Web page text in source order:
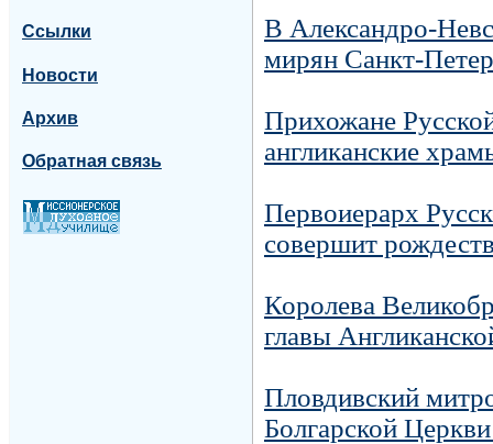
Ссылки
Новости
Архив
Обратная связь
В Александро-
мирян Санкт-
Прихожане
англиканские
Первоиерарх
совершит
Королева
главы
Пловдивский
Болгарской